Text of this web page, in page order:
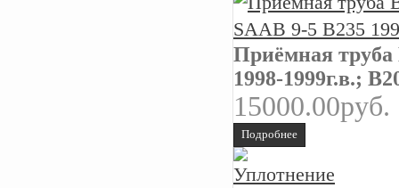
Приёмная
1998-1999г.в.;
15000.00руб.
Подробнее